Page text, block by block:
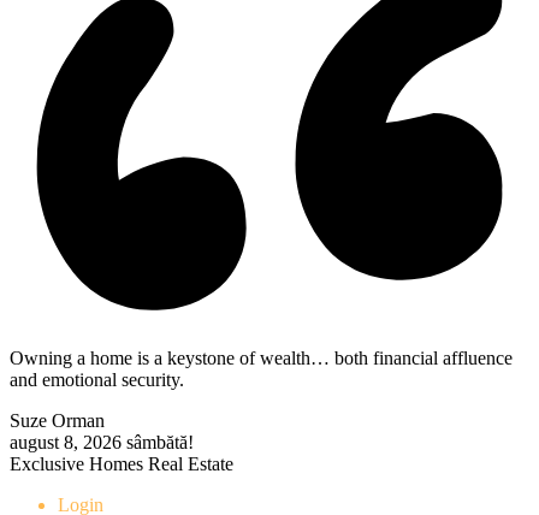
Owning a home is a keystone of wealth… both financial affluence
and emotional security.
Suze Orman
august 8, 2026 sâmbătă!
Exclusive Homes Real Estate
Login